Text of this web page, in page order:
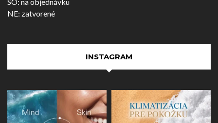
SO: na objednávku
NE: zatvorené
INSTAGRAM